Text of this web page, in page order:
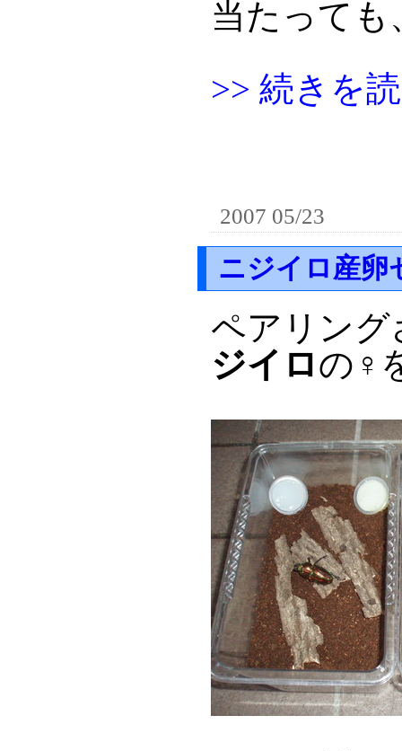
当たって
>> 続きを
2007 05/23
ニジイロ産卵
ペアリング
ジイロの ♀